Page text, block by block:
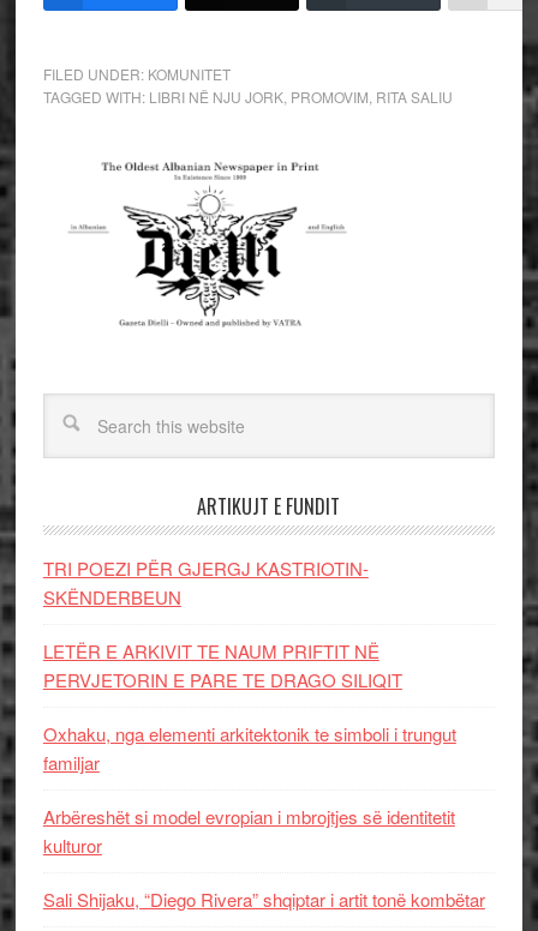
FILED UNDER: KOMUNITET
TAGGED WITH: LIBRI NË NJU JORK, PROMOVIM RITA SALIU
ARTIKUJT E FUNDIT
TRI POEZI PËR GJERGJ KASTRIOTIN-
SKËNDERBEUN
LETËR E ARKIVIT TE NAUM PRIFTIT NË
PERVJETORIN E PARE TE DRAGO SILIQIT
Oxhaku, nga elementi arkitektonik te simboli i trungut
familjar
Arbëreshët si model evropian i mbrojtjes së identitetit
kulturor
Sali Shijaku, “Diego Rivera” shqiptar i artit tonë kombëtar